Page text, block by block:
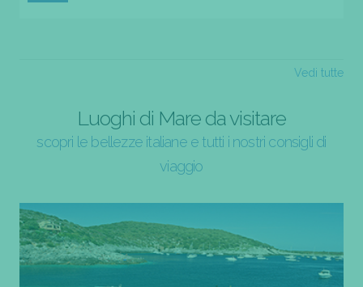
Vedi tutte
Luoghi di Mare da visitare
scopri le bellezze italiane e tutti i nostri consigli di
viaggio